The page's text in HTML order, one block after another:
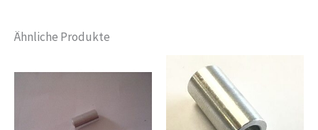
Ähnliche Produkte